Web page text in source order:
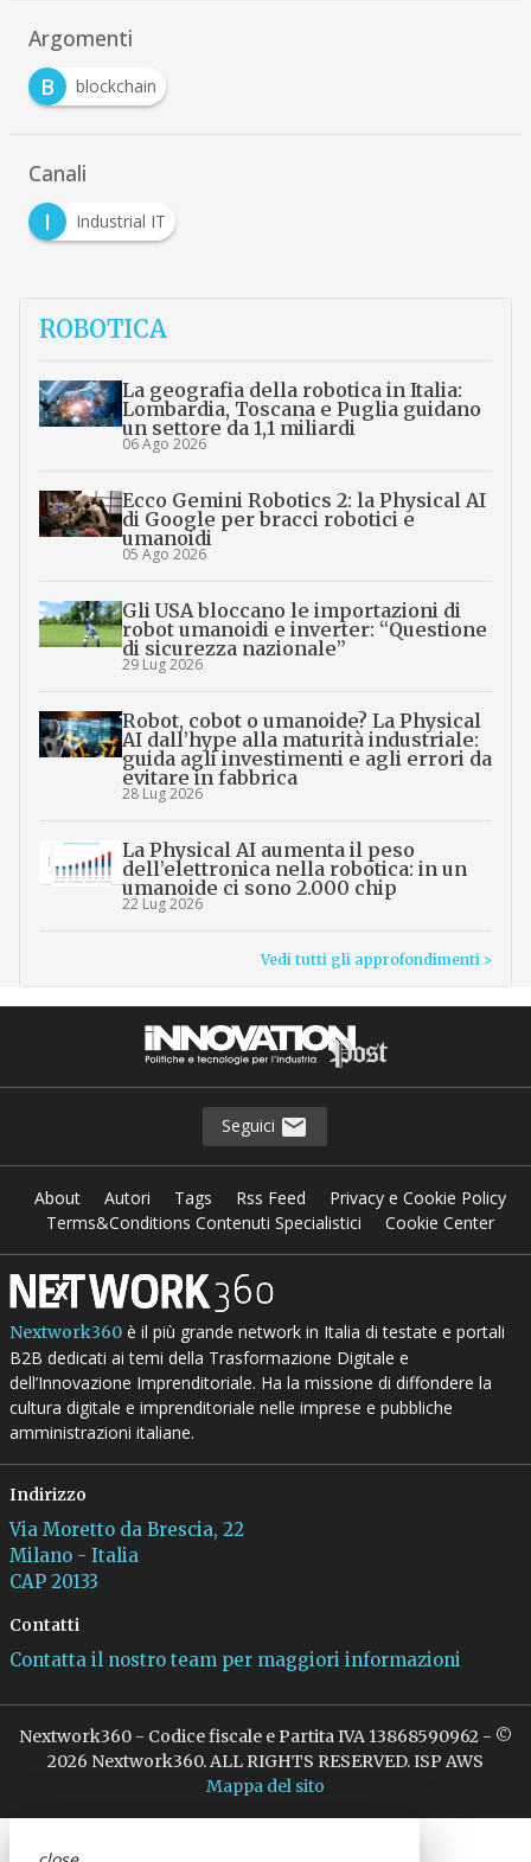
Argomenti
B
blockchain
Canali
I
Industrial IT
ROBOTICA
La geografia della robotica in Italia:
Lombardia, Toscana e Puglia guidano
un settore da 1,1 miliardi
06 Ago 2026
Ecco Gemini Robotics 2: la Physical AI
di Google per bracci robotici e
umanoidi
05 Ago 2026
Gli USA bloccano le importazioni di
robot umanoidi e inverter: “Questione
di sicurezza nazionale”
29 Lug 2026
Robot, cobot o umanoide? La Physical
AI dall’hype alla maturità industriale:
guida agli investimenti e agli errori da
evitare in fabbrica
28 Lug 2026
La Physical AI aumenta il peso
dell’elettronica nella robotica: in un
umanoide ci sono 2.000 chip
22 Lug 2026
Vedi tutti gli approfondimenti >
Seguici
About Autori Tags Rss Feed
Privacy e Cookie Policy
Terms&Conditions Contenuti Specialistici
Cookie Center
Nextwork360è il più grande network in Italia di testate e portali
B2B dedicati ai temi della Trasformazione Digitale e
dell’Innovazione Imprenditoriale. Ha la missione di diffondere la
cultura digitale e imprenditoriale nelle imprese e pubbliche
amministrazioni italiane.
Indirizzo
Via Moretto da Brescia, 22
Milano - Italia
CAP 20133
Contatti
Contatta il nostro team per maggiori informazioni
Nextwork360 - Codice fiscale e Partita IVA 13868590962 - ©
2026 Nextwork360. ALL RIGHTS RESERVED. ISP AWS
Mappa del sito